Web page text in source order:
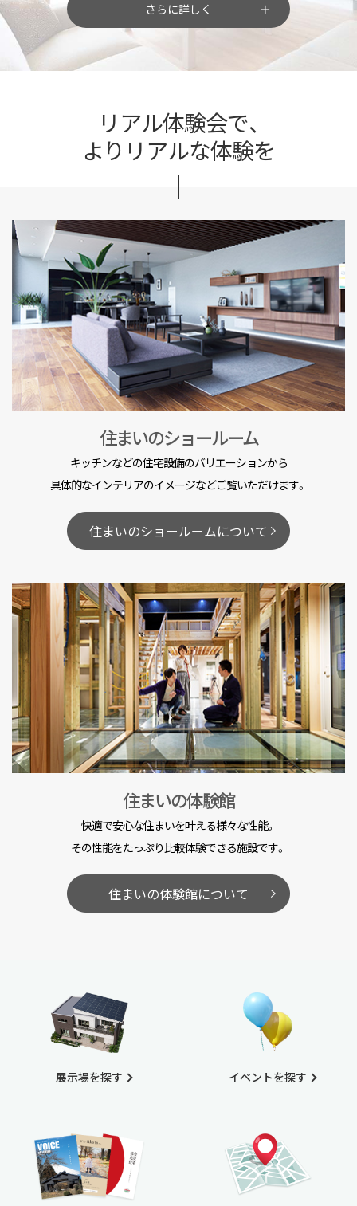
さらに詳しく
リアル体験会で、
よりリアルな体験を
住まいのショールーム
キッチンなどの住宅設備のバリエーションから
具体的なインテリアのイメージなどご覧いただけます。
住まいのショールームについて
住まいの体験館
快適で安心な住まいを叶える様々な性能。
その性能をたっぷり比較体験できる施設です。
住まいの体験館について
展示場を探す イベントを探す